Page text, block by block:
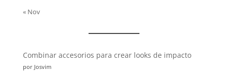
« Nov
:
Inteligencia
Combinar accesorios para crear looks de impacto
por Josvim